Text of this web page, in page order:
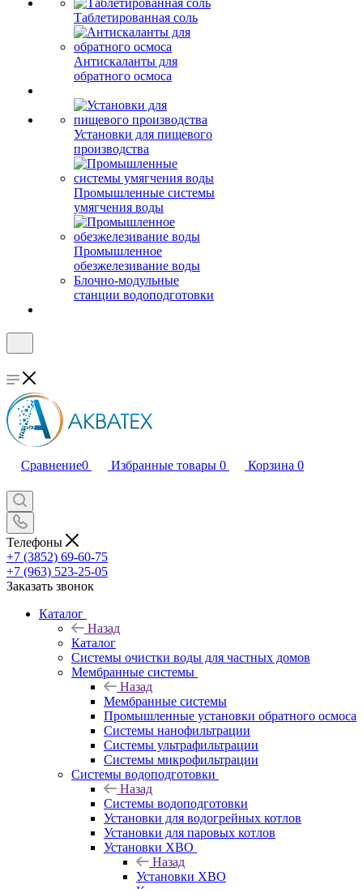
Таблетированная соль
Антискаланты для
обратного осмоса
Установки для пищевого
производства
Промышленные системы
умягчения воды
Промышленное
обезжелезивание воды
Блочно-модульные
станции водоподготовки
Сравнение0 Избранные товары 0 Корзина 0
Телефоны
+7 (3852) 69-60-75
+7 (963) 523-25-05
Заказать звонок
Каталог
Назад
Каталог
Системы очистки воды для частных домов
Мембранные системы
Назад
Мембранные системы
Промышленные установки обратного осмоса
Системы нанофильтрации
Системы ультрафильтрации
Системы микрофильтрации
Системы водоподготовки
Назад
Системы водоподготовки
Установки для водогрейных котлов
Установки для паровых котлов
Установки ХВО
Назад
Установки ХВО